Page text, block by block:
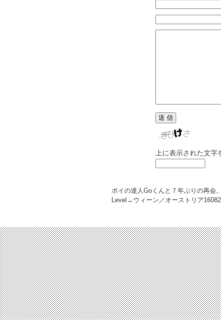
上に表示された文
ポイの達人Goくんと７年ぶりの再会
Level→ウィーン／オーストリア